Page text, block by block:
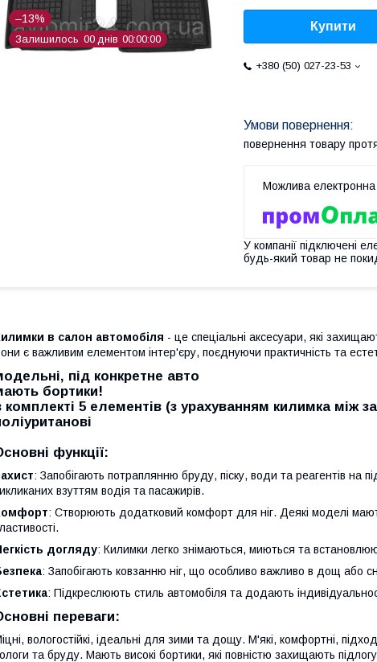
–13%
Залишилось 00 днів 00 00 00
Купити
+380 (50) 027-23-53
повернення товару
У компанії підключені
будь-який товар не
в салон автомобіля - це спеціальні аксесуари, які
є важливим елементом інтер'єру, поєднуючи практичність та
під конкретне авто
бортики!
комплекті 5 елементів (з урахуванням килимка між
функції:
: Запобігають потраплянню бруду, піску, води та реагентів на
взуттям водія та пасажирів.
: Створюють додатковий комфорт для ніг. Деякі моделі
догляду: Килимки легко знімаються, миються та
: Запобігають ковзанню ніг, що особливо важливо в дощ або
: Підкреслюють стиль автомобіля та додають
переваги:
вологостійкі, ідеальні для зими та дощу. М'які, комфортні,
та бруду. Мають високі бортики, які повністю захищають